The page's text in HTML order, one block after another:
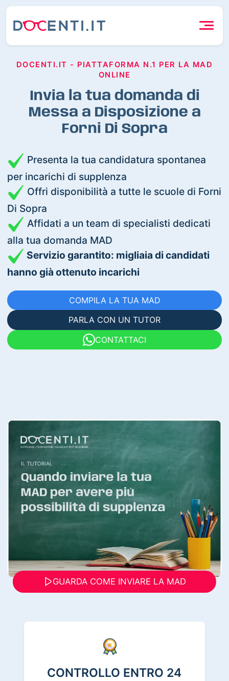
DOCENTI.IT - PIATTAFORMA N.1 PER LA MAD
ONLINE
Invia la tua domanda di
Messa a Disposizione a
Forni Di Sopra
Presenta la tua candidatura spontanea
per incarichi di supplenza
Offri disponibilità a tutte le scuole di Forni
Di Sopra
Affidati a un team di specialisti dedicati
alla tua domanda MAD
Servizio garantito: migliaia di candidati
hanno già ottenuto incarichi
COMPILA LA TUA MAD
PARLA CON UN TUTOR
CONTATTACI
GUARDA COME INVIARE LA MAD
CONTROLLO ENTRO 24